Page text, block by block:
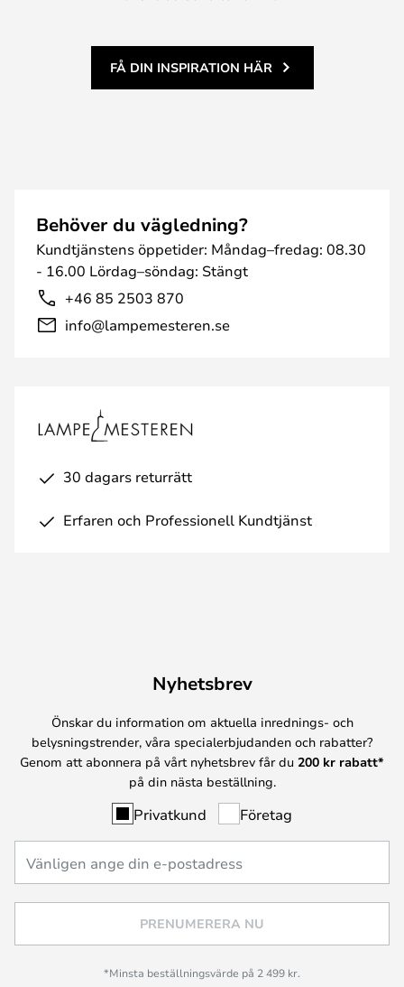
FÅ DIN INSPIRATION HÄR
Behöver du vägledning?
Kundtjänstens öppetider: Måndag–fredag: 08.30
- 16.00 Lördag–söndag: Stängt
+46 85 2503 870
info@lampemesteren.se
30 dagars returrätt
Erfaren och Professionell Kundtjänst
Nyhetsbrev
Önskar du information om aktuella inrednings- och
belysningstrender, våra specialerbjudanden och rabatter?
Genom att abonnera på vårt nyhetsbrev får du 200 kr rabatt*
på din nästa beställning.
Privatkund Företag
PRENUMERERA NU
*Minsta beställningsvärde på 2 499 kr.